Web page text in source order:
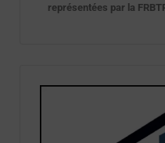
représentées par la